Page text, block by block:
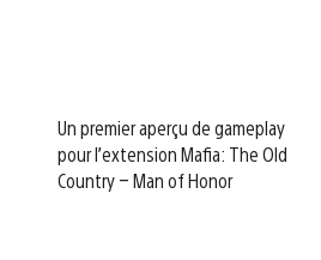
Un premier aperçu de gameplay
pour l’extension Mafia: The Old
Country – Man of Honor